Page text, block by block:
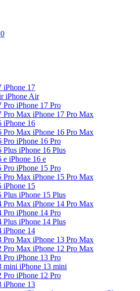
0
iPhone 17
iPhone Air
iPhone 17 Pro
iPhone 17 Pro Max
iPhone 16
iPhone 16 Pro Max
iPhone 16 Pro
iPhone 16 Plus
iPhone 16 e
iPhone 15 Pro
iPhone 15 Pro Max
iPhone 15
iPhone 15 Plus
iPhone 14 Pro Max
iPhone 14 Pro
iPhone 14 Plus
iPhone 14
iPhone 13 Pro Max
iPhone 12 Pro Max
iPhone 13 Pro
iPhone 13 mini
iPhone 12 Pro
iPhone 13